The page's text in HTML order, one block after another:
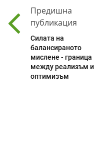
Предишна
публикация
Силата на
балансираното
мислене - граница
между реализъм и
оптимизъм